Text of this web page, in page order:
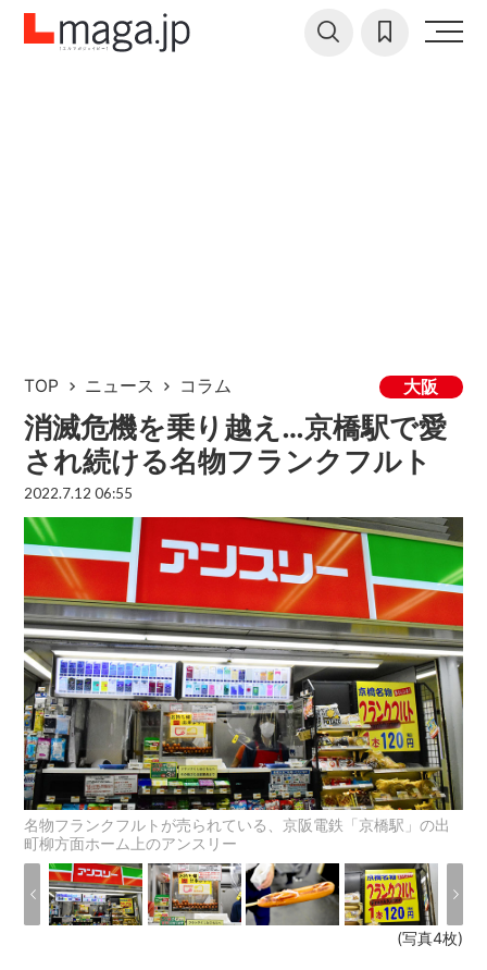
TOP ニュース コラム 大阪
消滅危機を乗り越え…京橋駅で愛
され続ける名物フランクフルト
2022.7.12 06:55
名物フランクフルトが売られている、京阪電鉄「京橋駅」の出
町柳方面ホーム上のアンスリー
(写真4枚)